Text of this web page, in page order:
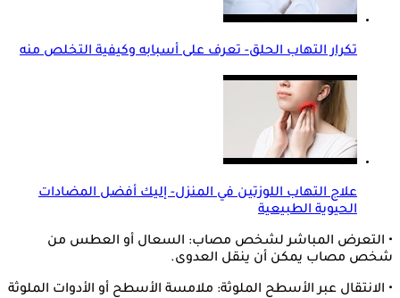
تكرار التهاب الحلق- تعرف على أسبابه وكيفية التخلص منه
علاج التهاب اللوزتين في المنزل- إليك أفضل المضادات
الحيوية الطبيعية
• التعرض المباشر لشخص مصاب: السعال أو العطس من
شخص مصاب يمكن أن ينقل العدوى.
• الانتقال عبر الأسطح الملوثة: ملامسة الأسطح أو الأدوات الملوثة